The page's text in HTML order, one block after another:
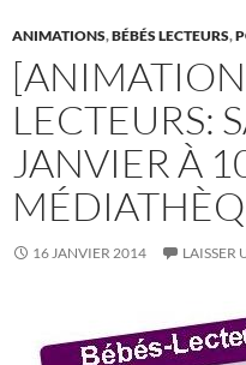
ANIMATIONS,BÉBÉS LECTEURS,
LECTEURS:
JANVIER À
16 JANVIER 2014 LAISSER